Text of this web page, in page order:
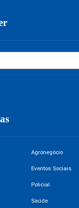
Agronegócio
Eventos Sociais
Policial
Saúde